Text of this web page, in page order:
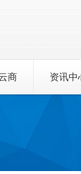
商 资讯中